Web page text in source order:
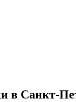
в Санкт-